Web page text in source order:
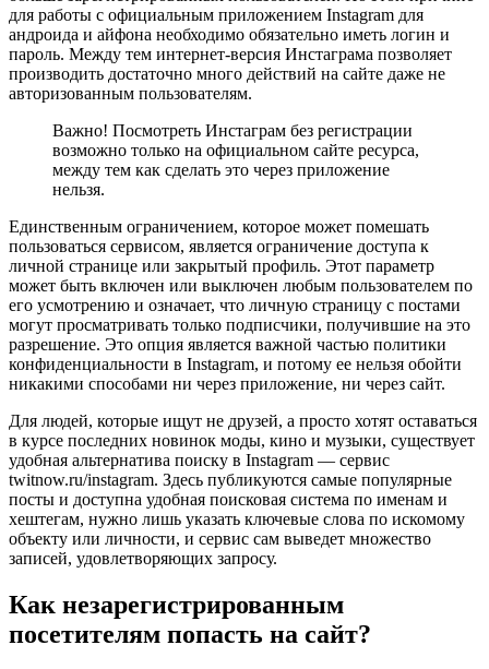
для работы с официальным приложением Instagram для
андроида и айфона необходимо обязательно иметь логин и
пароль. Между тем интернет-версия Инстаграма позволяет
производить достаточно много действий на сайте даже не
авторизованным пользователям.
Важно! Посмотреть Инстаграм без регистрации
возможно только на официальном сайте ресурса,
между тем как сделать это через приложение
нельзя.
Единственным ограничением, которое может помешать
пользоваться сервисом, является ограничение доступа к
личной странице или закрытый профиль. Этот параметр
может быть включен или выключен любым пользователем по
его усмотрению и означает, что личную страницу с постами
могут просматривать только подписчики, получившие на это
разрешение. Это опция является важной частью политики
конфиденциальности в Instagram, и потому ее нельзя обойти
никакими способами ни через приложение, ни через сайт.
Для людей, которые ищут не друзей, а просто хотят оставаться
в курсе последних новинок моды, кино и музыки, существует
удобная альтернатива поиску в Instagram — сервис
twitnow.ru/instagram. Здесь публикуются самые популярные
посты и доступна удобная поисковая система по именам и
хештегам, нужно лишь указать ключевые слова по искомому
объекту или личности, и сервис сам выведет множество
записей, удовлетворяющих запросу.
Как незарегистрированным
посетителям попасть на сайт?